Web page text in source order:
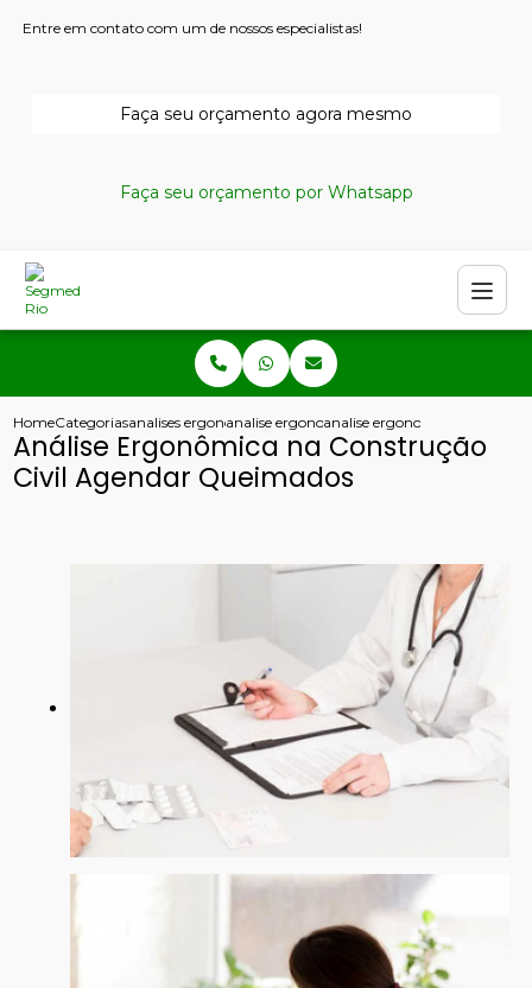
Entre em contato com um de nossos especialistas!
Faça seu orçamento agora mesmo
Faça seu orçamento por Whatsapp
HomeCategoriasanalises ergonomicasanalise ergonomica do ambiente de trabalho
analise ergonomica na
Análise Ergonômica na Construção
Civil Agendar Queimados